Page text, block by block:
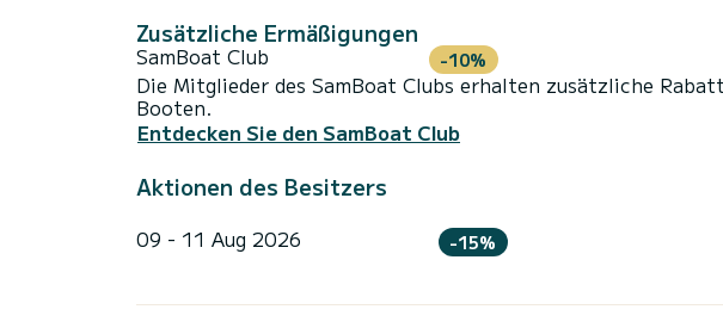
Zusätzliche Ermäßigungen
SamBoat Club -10%
Die Mitglieder des SamBoat Clubs erhalten zusätzliche
Booten.
Entdecken Sie den SamBoat Club
Aktionen des Besitzers
09 - 11 Aug 2026 -15%